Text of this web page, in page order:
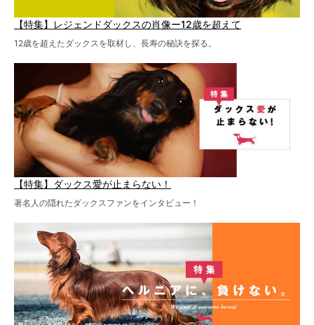
【特集】レジェンドダックスの肖像ー12歳を超えて
12歳を超えたダックスを取材し、長寿の秘訣を探る。
【特集】ダックス愛が止まらない！
著名人の隠れたダックスファンをインタビュー！